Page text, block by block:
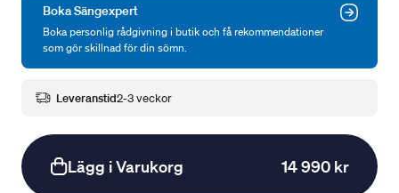
Boka Sängexpert
Boka personlig rådgivning i butik och få rekommendationer
som gör skillnad för din sömn.
Leveranstid2-3 veckor
Lägg i Varukorg 14 990 kr